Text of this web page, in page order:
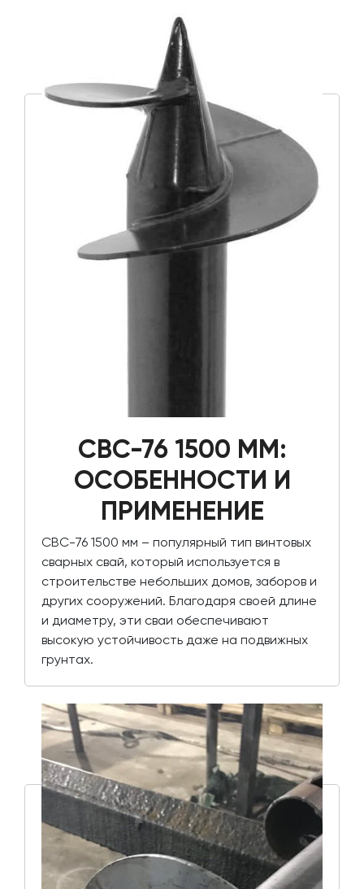
СВС-76 1500 ММ:
ОСОБЕННОСТИ И
ПРИМЕНЕНИЕ
СВС-76 1500 мм – популярный тип винтовых
сварных свай, который используется в
строительстве небольших домов, заборов и
других сооружений. Благодаря своей длине
и диаметру, эти сваи обеспечивают
высокую устойчивость даже на подвижных
грунтах.